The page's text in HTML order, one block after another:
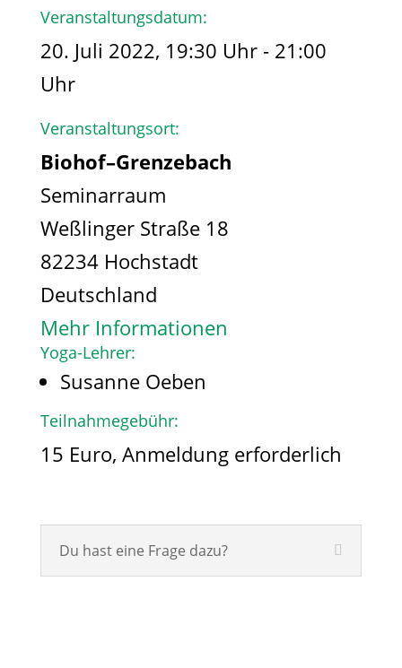
Veranstaltungsdatum:
20. Juli 2022, 19:30 Uhr - 21:00
Uhr
Veranstaltungsort:
Biohof–Grenzebach
Seminarraum
Weßlinger Straße 18
82234 Hochstadt
Deutschland
Mehr Informationen
Yoga-Lehrer:
Susanne Oeben
Teilnahmegebühr:
15 Euro, Anmeldung erforderlich
Du hast eine Frage dazu?